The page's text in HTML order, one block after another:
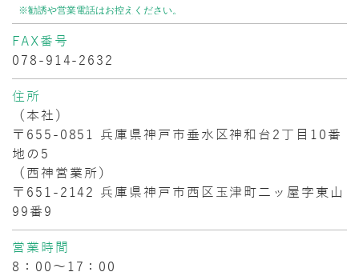
FAX番号
078-914-2632
住所
（本社）
〒655-0851 兵庫県神戸市垂水区神和台2丁目10番
地の5
（西神営業所）
〒651-2142 兵庫県神戸市西区玉津町二ッ屋字東山
99番9
営業時間
8：00～17：00